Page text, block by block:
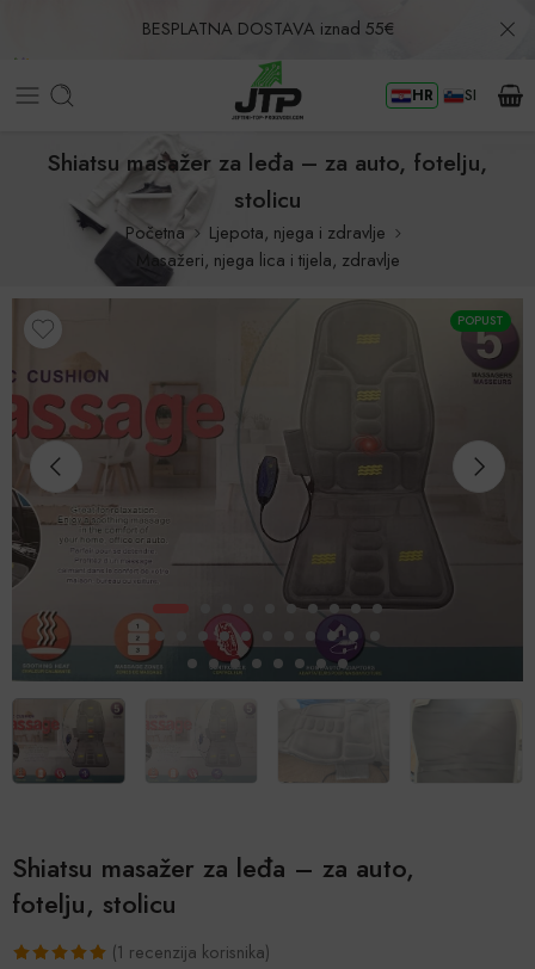
BESPLATNA DOSTAVA iznad 55€
Povrat u roku od 30 dana! HR SI
Shiatsu masažer za leđa – za auto, fotelju,
stolicu
Početna
Ljepota, njega i zdravlje
Masažeri, njega lica i tijela, zdravlje
POPUST
Shiatsu masažer za leđa – za auto,
fotelju, stolicu
(1 recenzija korisnika)